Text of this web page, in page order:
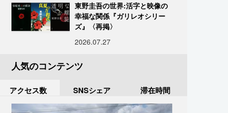
東野圭吾の世界:活字と映像の
幸福な関係『ガリレオシリー
ズ』〈再掲〉
2026.07.27
人気のコンテンツ
アクセス数 SNSシェア 滞在時間